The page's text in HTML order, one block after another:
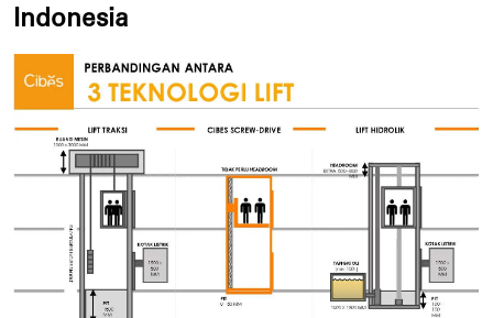
Indonesia